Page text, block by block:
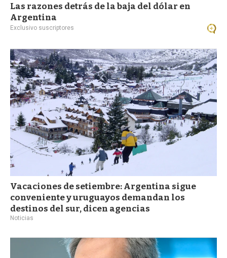
Las razones detrás de la baja del dólar en
Argentina
Exclusivo suscriptores
Vacaciones de setiembre: Argentina sigue
conveniente y uruguayos demandan los
destinos del sur, dicen agencias
Noticias